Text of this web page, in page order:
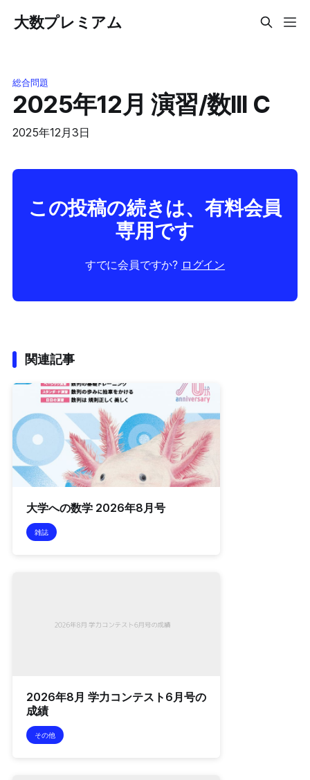
大数プレミアム
総合問題
2025年12月 演習/数lll C
2025年12月3日
この投稿の続きは、有料会員
専用です
すでに会員ですか? ログイン
関連記事
大学への数学 2026年8月号
雑誌
2026年8月 学力コンテスト6月号の
成績
その他